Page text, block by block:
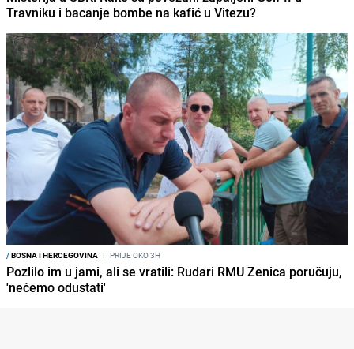
Travniku i bacanje bombe na kafić u Vitezu?
/BOSNA I HERCEGOVINA I PRIJE OKO 3H
Pozlilo im u jami, ali se vratili: Rudari RMU Zenica poručuju,
'nećemo odustati'